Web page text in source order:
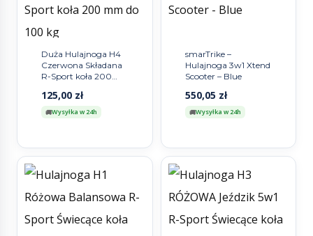
Duża Hulajnoga H4
Czerwona Składana
R-Sport koła 200
125,00 zł
Wysyłka w 24h
smarTrike –
Hulajnoga 3w1 Xtend
Scooter – Blue
550,05 zł
Wysyłka w 24h